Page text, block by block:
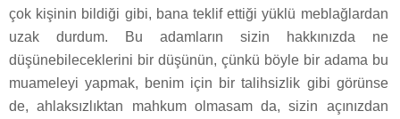
çok kişinin bildiği gibi, bana teklif ettiği yüklü meblağlardan
uzak durdum. Bu adamların sizin hakkınızda ne
düşünebileceklerini bir düşünün, çünkü böyle bir adama bu
muameleyi yapmak, benim için bir talihsizlik gibi görünse
de, ahlaksızlıktan mahkum olmasam da, sizin açınızdan